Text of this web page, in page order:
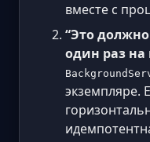
вместе с
“Это
один раз на
экземпляре.